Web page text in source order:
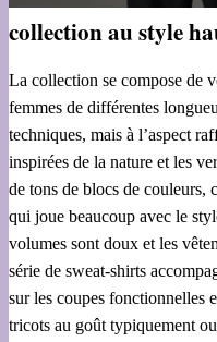
collection au style
La collection se compose de
femmes de différentes
techniques, mais à l’aspect
inspirées de la nature et les
de tons de blocs de couleurs,
qui joue beaucoup avec le
volumes sont doux et les
série de sweat-shirts
sur les coupes fonctionnelles
tricots au goût typiquement